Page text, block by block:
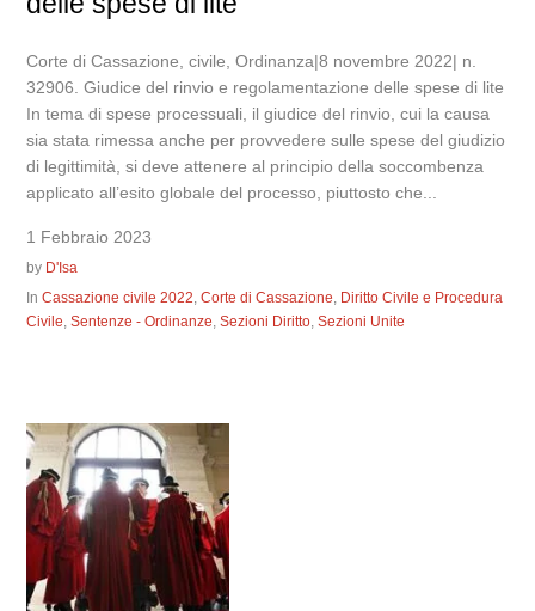
Corte di Cassazione, civile, Ordinanza|8 novembre 2022| n.
32906. Giudice del rinvio e regolamentazione delle spese di lite
In tema di spese processuali, il giudice del rinvio, cui la causa
sia stata rimessa anche per provvedere sulle spese del giudizio
di legittimità, si deve attenere al principio della soccombenza
applicato all’esito globale del processo, piuttosto che...
1 Febbraio 2023
by D'Isa
InCassazione civile 2022,Corte di Cassazione, Diritto Civile e Procedura
Civile,Sentenze - Ordinanze,Sezioni Diritto,Sezioni Unite